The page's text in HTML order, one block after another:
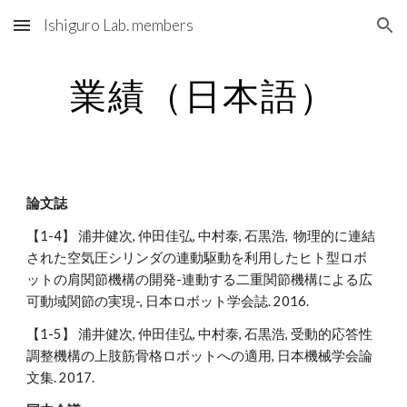
Skip to main content Skip to navigation
Ishiguro Lab. members
業績（日本語）
論文誌
【1-4】 浦井健次, 仲田佳弘, 中村泰, 石黒浩,  物理的に連結
された空気圧シリンダの連動駆動を利用したヒト型ロボ
ットの肩関節機構の開発-連動する二重関節機構による広
可動域関節の実現-, 日本ロボット学会誌. 2016.
【1-5】 浦井健次, 仲田佳弘, 中村泰, 石黒浩, 受動的応答性
調整機構の上肢筋骨格ロボットへの適用, 日本機械学会論
文集. 2017.